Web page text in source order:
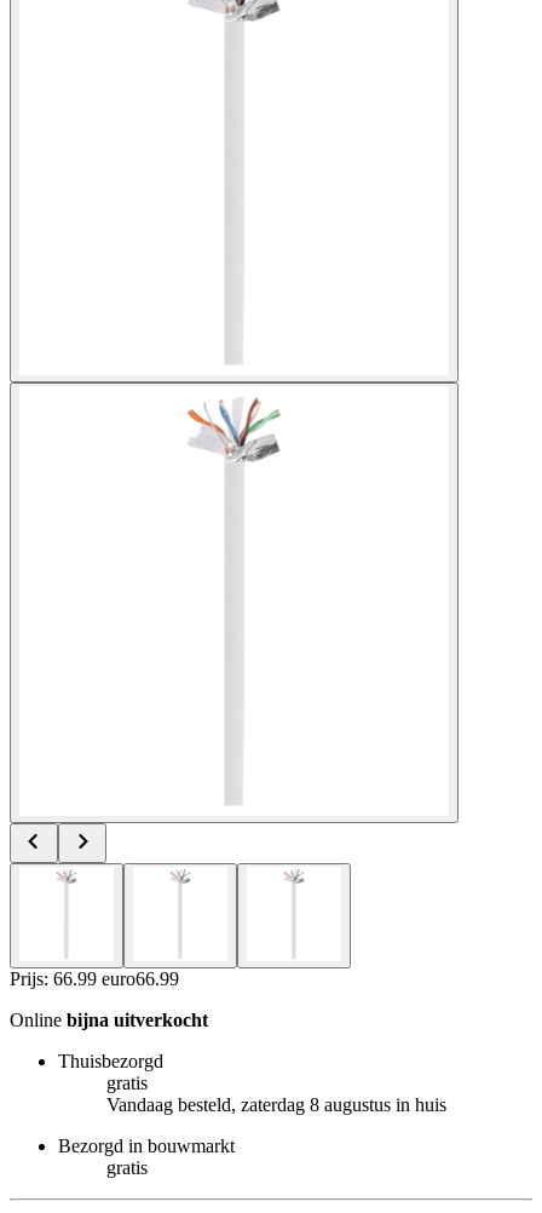
Prijs: 66.99 euro66.99
Online bijna uitverkocht
Thuisbezorgd
gratis
Vandaag besteld, zaterdag 8 augustus in huis
Bezorgd in bouwmarkt
gratis